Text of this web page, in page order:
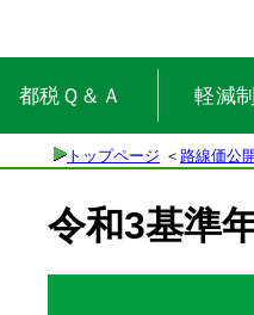
都税Ｑ＆Ａ 軽減
トップページ ＜ 路線価公
令和3基準